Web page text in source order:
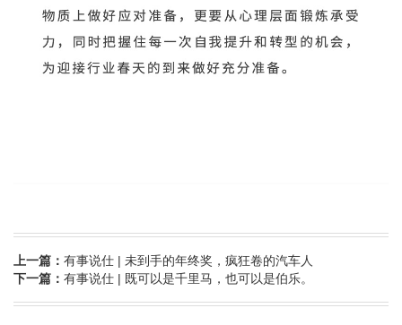
上一篇： 有事说仕 | 未到手的年终奖，疯狂卷的汽车人
下一篇： 有事说仕 | 既可以是千里马，也可以是伯乐。